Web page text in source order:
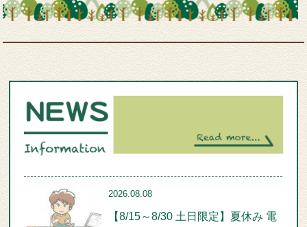
2026.08.08
【8/15～8/30 土日限定】夏休み 電